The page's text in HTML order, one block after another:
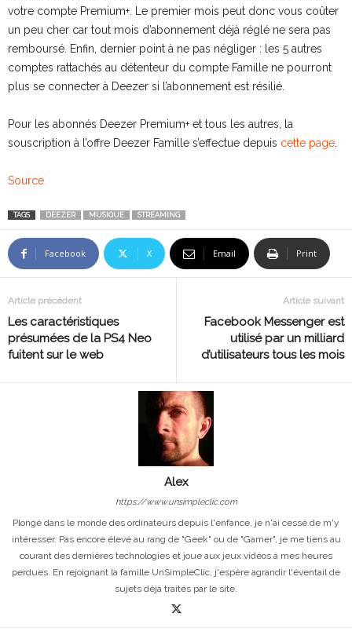
votre compte Premium+. Le premier mois peut donc vous coûter
un peu cher car tout mois d’abonnement déjà réglé ne sera pas
remboursé. Enfin, dernier point à ne pas négliger : les 5 autres
comptes rattachés au détenteur du compte Famille ne pourront
plus se connecter à Deezer si l’abonnement est résilié.
Pour les abonnés Deezer Premium+ et tous les autres, la
souscription à l’offre Deezer Famille s’effectue depuis cette page.
Source
TAGS DEEZER MUSIQUE STREAMING
Facebook X Email Print
Article précédent
Les caractéristiques
présumées de la PS4 Neo
fuitent sur le web
Article suivant
Facebook Messenger est
utilisé par un milliard
d’utilisateurs tous les mois
Alex
https://www.unsimpleclic.com
Plongé dans le monde des ordinateurs depuis l'enfance, je n'ai cessé de m'y
intéresser. Pas encore élevé au rang de "Geek" ou de "Gamer", je me tiens au
courant des dernières technologies et joue aux jeux vidéos à mes heures
perdues. En rejoignant la famille UnSimpleClic, j'espère agrandir l'éventail de
sujets déjà traités par le site.